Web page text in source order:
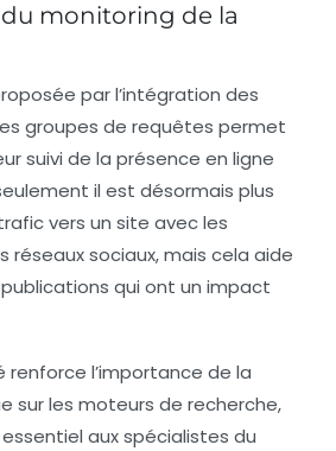
monitoring de la
par l’intégration des
groupes de requêtes permet
suivi de la présence en ligne
il est désormais plus
vers un site avec les
réseaux sociaux, mais cela aide
qui ont un impact
l’importance de la
sur les moteurs de recherche,
aux spécialistes du